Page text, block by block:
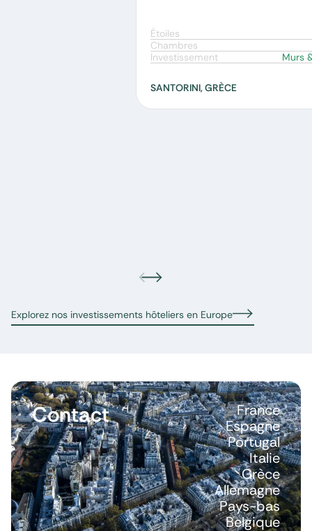
Étoiles
Chambres
Investissement
Murs
SANTORINI, GRÈCE
Explorez nos investissements hôteliers en Europe
Contact
France
Espagne
Portugal
Italie
Grèce
Allemagne
Pays-bas
Belgique